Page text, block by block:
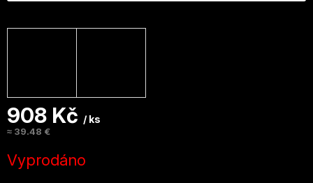
908 Kč / ks
≈ 39.48 €
cena:
Vyprodáno